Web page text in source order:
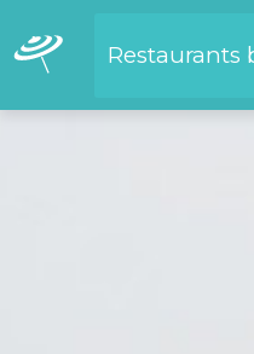
Restaurants